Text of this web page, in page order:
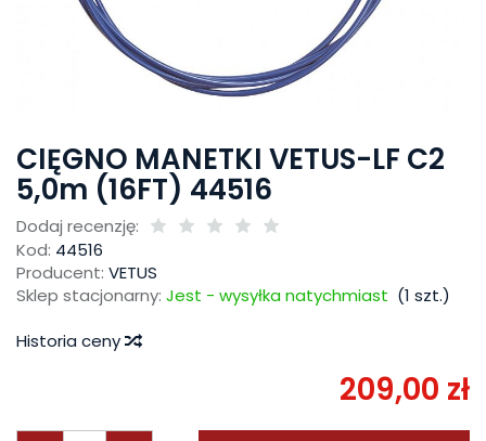
CIĘGNO MANETKI VETUS-LF C2
5,0m (16FT) 44516
Dodaj recenzję:
Kod: 44516
Producent: VETUS
Sklep stacjonarny: Jest - wysyłka natychmiast (1 szt.)
Historia ceny
209,00 zł